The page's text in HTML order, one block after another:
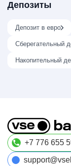
Депозиты
Депозит в евро
Сберегательный
Накопительный
+7 776 655